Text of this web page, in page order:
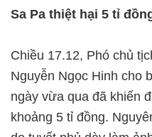
Sa Pa thiệt hại 5 tỉ
Chiều 17.12, Phó chủ
Nguyễn Ngọc Hinh cho
ngày vừa qua đã khiến
khoảng 5 tỉ đồng.